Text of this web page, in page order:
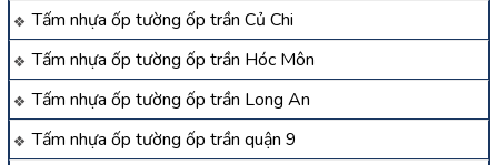
Tấm nhựa ốp tường ốp trần Củ Chi
Tấm nhựa ốp tường ốp trần Hóc Môn
Tấm nhựa ốp tường ốp trần Long An
Tấm nhựa ốp tường ốp trần quận 9